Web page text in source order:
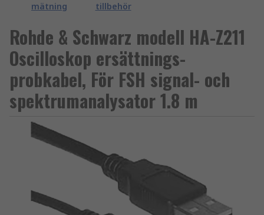
mätning
tillbehör
Rohde & Schwarz modell HA-Z211
Oscilloskop ersättnings-
probkabel, För FSH signal- och
spektrumanalysator 1.8 m